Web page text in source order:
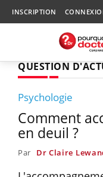
INSCRIPTION
QUESTION
Psychologie
Comment
en deuil ?
Par Dr Claire